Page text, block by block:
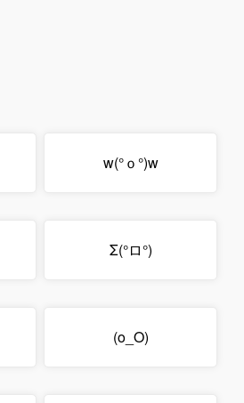
w(°ｏ°)w
Σ(°ロ°)
(o_O)